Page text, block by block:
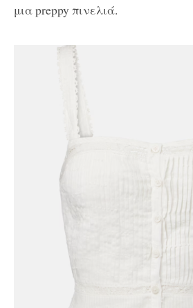
μια preppy πινελιά.